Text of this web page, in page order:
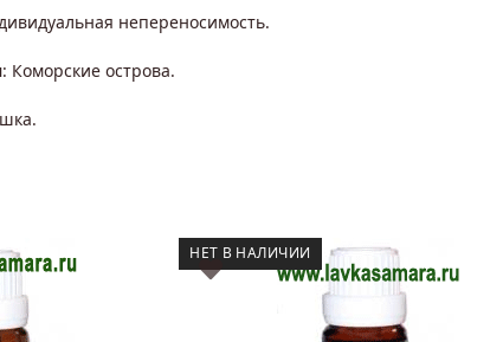
непереносимость.
: Коморские острова.
НЕТ В НАЛИЧИИ